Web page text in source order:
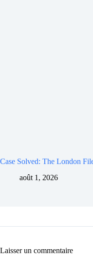
Case Solved: The London
août 1, 2026
Laisser un commentaire